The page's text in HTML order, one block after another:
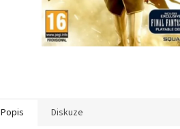
Popis Diskuze